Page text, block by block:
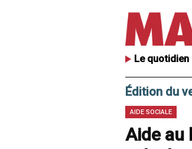
Le quotidien
Édition du
AIDE SOCIALE
Aide au